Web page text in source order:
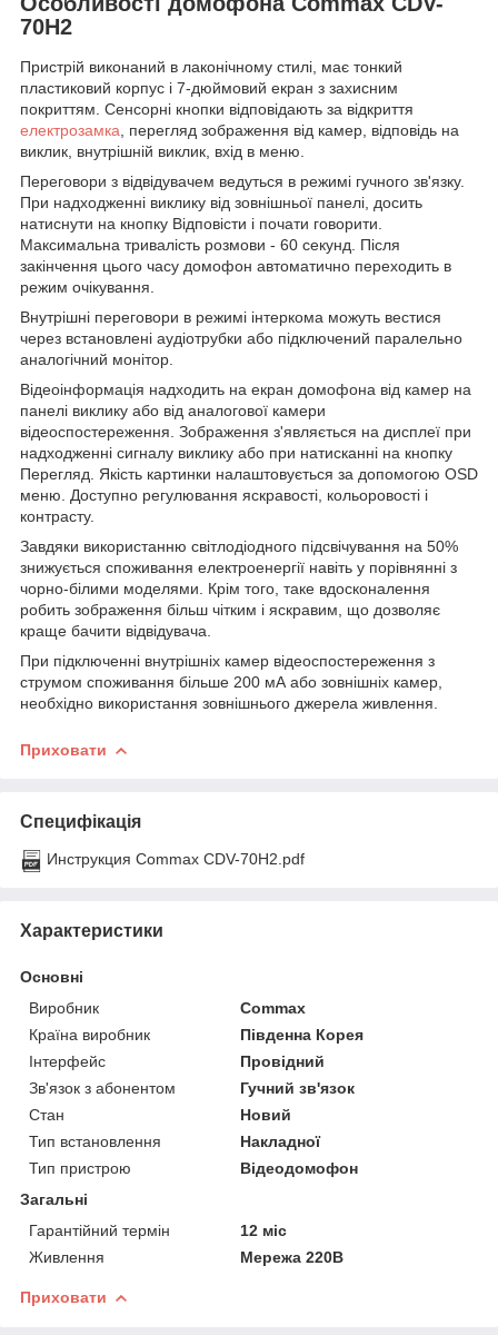
70H2
Пристрій виконаний в лаконічному стилі, має тонкий
пластиковий корпус і 7-дюймовий екран з захисним
покриттям. Сенсорні кнопки відповідають за відкриття
електрозамка , перегляд зображення від камер, відповідь на
виклик, внутрішній виклик, вхід в меню.
Переговори з відвідувачем ведуться в режимі гучного зв'язку.
При надходженні виклику від зовнішньої панелі, досить
натиснути на кнопку Відповісти і почати говорити.
Максимальна тривалість розмови - 60 секунд. Після
закінчення цього часу домофон автоматично переходить в
режим очікування.
Внутрішні переговори в режимі інтеркома можуть вестися
через встановлені аудіотрубки або підключений паралельно
аналогічний монітор.
Відеоінформація надходить на екран домофона від камер на
панелі виклику або від аналогової камери
відеоспостереження. Зображення з'являється на дисплеї при
надходженні сигналу виклику або при натисканні на кнопку
Перегляд. Якість картинки налаштовується за допомогою OSD
меню. Доступно регулювання яскравості, кольоровості і
контрасту.
Завдяки використанню світлодіодного підсвічування на 50%
знижується споживання електроенергії навіть у порівнянні з
чорно-білими моделями. Крім того, таке вдосконалення
робить зображення більш чітким і яскравим, що дозволяє
краще бачити відвідувача.
При підключенні внутрішніх камер відеоспостереження з
струмом споживання більше 200 мА або зовнішніх камер,
необхідно використання зовнішнього джерела живлення.
Приховати
Специфікація
Инструкция Commax CDV-70H2.pdf
Характеристики
Основні
Виробник
Commax
Країна виробник
Південна Корея
Інтерфейс
Провідний
Зв'язок з абонентом
Гучний зв'язок
Стан
Новий
Тип встановлення
Накладної
Тип пристрою
Відеодомофон
Загальні
Гарантійний термін
12 міс
Живлення
Мережа 220В
Приховати